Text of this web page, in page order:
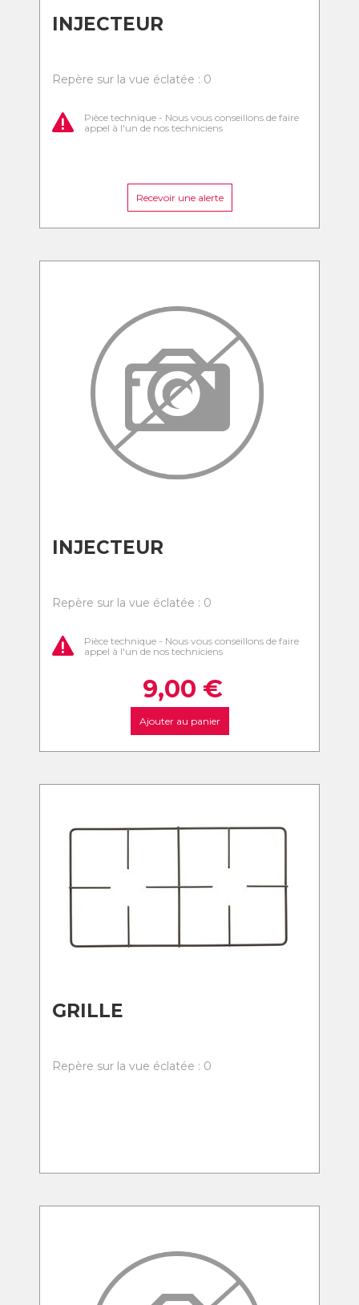
INJECTEUR
Repère sur la vue éclatée : 0
Pièce technique - Nous vous conseillons de faire
appel à l'un de nos techniciens
Recevoir une alerte
INJECTEUR
Repère sur la vue éclatée : 0
Pièce technique - Nous vous conseillons de faire
appel à l'un de nos techniciens
9,00 €
Ajouter au panier
GRILLE
Repère sur la vue éclatée : 0